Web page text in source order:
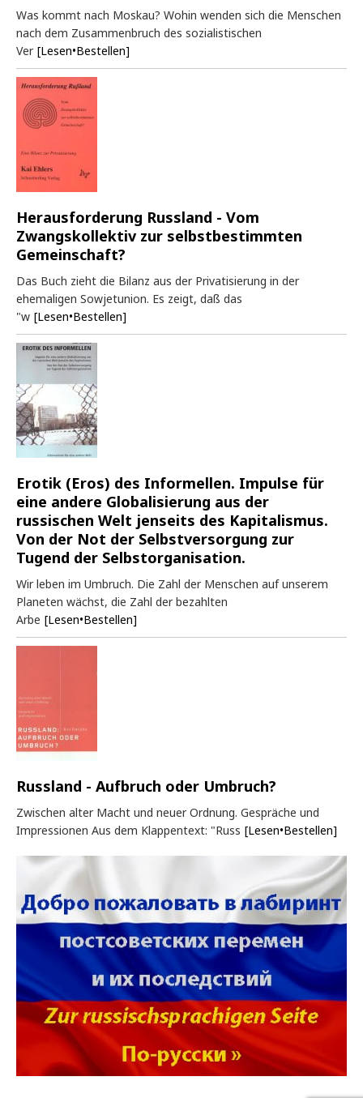
Was kommt nach Moskau? Wohin wenden sich die Menschen
nach dem Zusammenbruch des sozialistischen
Ver [Lesen•Bestellen]
Herausforderung Russland - Vom
Zwangskollektiv zur selbstbestimmten
Gemeinschaft?
Das Buch zieht die Bilanz aus der Privatisierung in der
ehemaligen Sowjetunion. Es zeigt, daß das
"w [Lesen•Bestellen]
Erotik (Eros) des Informellen. Impulse für
eine andere Globalisierung aus der
russischen Welt jenseits des Kapitalismus.
Von der Not der Selbstversorgung zur
Tugend der Selbstorganisation.
Wir leben im Umbruch. Die Zahl der Menschen auf unserem
Planeten wächst, die Zahl der bezahlten
Arbe [Lesen•Bestellen]
Russland - Aufbruch oder Umbruch?
Zwischen alter Macht und neuer Ordnung. Gespräche und
Impressionen Aus dem Klappentext: "Russ [Lesen•Bestellen]